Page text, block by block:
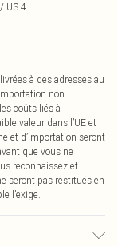
US 4
à des adresses au
non
coûts liés à
valeur dans l’UE et
et d’importation seront
que vous ne
reconnaissez et
seront pas restitués en
l’exige.